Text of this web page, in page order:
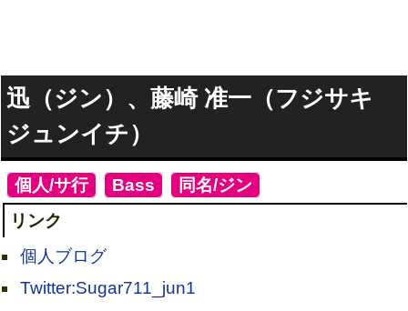
迅（ジン）、藤崎 准一（フジサキ
ジュンイチ）
個人/サ行] Bass 同名/ジン
リンク
個人ブログ
Twitter:Sugar711_jun1